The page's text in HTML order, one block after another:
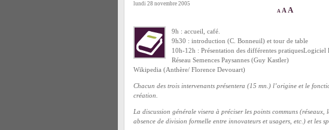
lundi 28 novembre 2005
A A A
9h : accueil, café.
9h30 : introduction (C. Bonneuil) et tour de table
10h-12h : Présentation des différentes
Réseau Semences Paysannes (Guy Kastler)
Wikipedia (Anthère/ Florence Devouart)
Chacun des trois intervenants présentera (15 mn.) l’origine et le
création.
La discussion générale visera à préciser les points communs
absence de division formelle entre innovateurs et usagers, etc.) et les